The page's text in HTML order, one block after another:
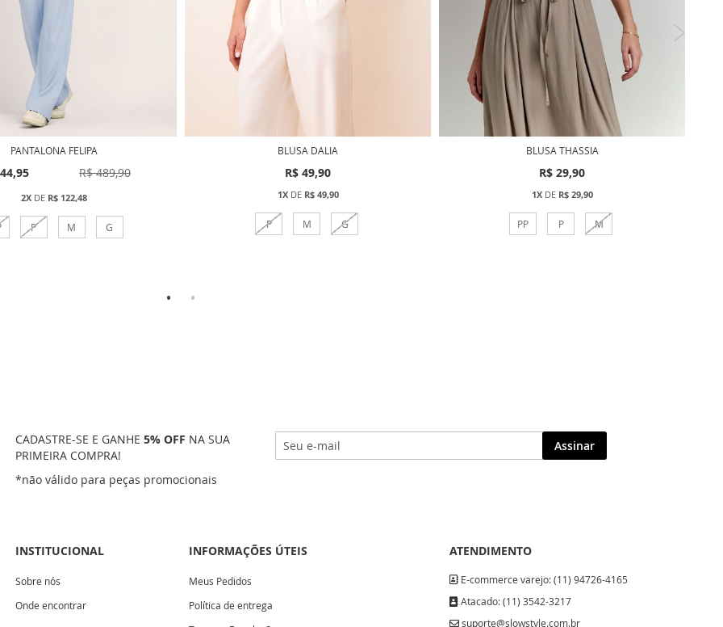
PANTALONA FELIPA
R$ 489,90
2XDE R$ 122,48
P M G
BLUSA DALIA
R$ 49,90
1XDE R$ 49,90
P M G
BLUSA THASSIA
R$ 29,90
1XDE R$ 29,90
PP P M
CADASTRE-SE E GANHE 5% OFF NA SUA
PRIMEIRA COMPRA!
*não válido para peças promocionais
Assinar
INSTITUCIONAL
Sobre nós
Onde encontrar
INFORMAÇÕES ÚTEIS
Meus Pedidos
Política de entrega
ATENDIMENTO
E-commerce varejo: (11) 94726-4165
Atacado: (11) 3542-3217
suporte@slowstyle.com.br